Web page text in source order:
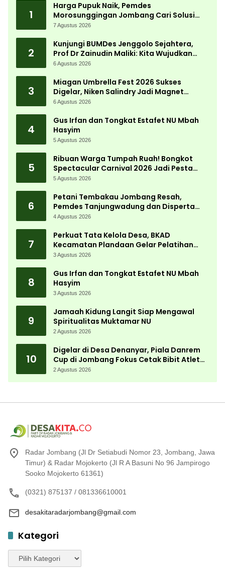
1
Harga Pupuk Naik, Pemdes
Morosunggingan Jombang Cari Solusi
Lewat Kajian Akademik
7 Agustus 2026
2
Kunjungi BUMDes Jenggolo Sejahtera,
Prof Dr Zainudin Maliki: Kita Wujudkan
Kemandirian Ekonomi dengan Potensi
6 Agustus 2026
3
Miagan Umbrella Fest 2026 Sukses
Digelar, Niken Salindry Jadi Magnet
Ribuan Pengunjung
6 Agustus 2026
4
Gus Irfan dan Tongkat Estafet NU Mbah
Hasyim
5 Agustus 2026
5
Ribuan Warga Tumpah Ruah! Bongkot
Spectacular Carnival 2026 Jadi Pesta
Kemerdekaan Terbesar di Peterongan
5 Agustus 2026
6
Petani Tembakau Jombang Resah,
Pemdes Tanjungwadung dan Disperta
Bergerak Cepat
4 Agustus 2026
7
Perkuat Tata Kelola Desa, BKAD
Kecamatan Plandaan Gelar Pelatihan
Aparatur Pemdes
3 Agustus 2026
8
Gus Irfan dan Tongkat Estafet NU Mbah
Hasyim
3 Agustus 2026
9
Jamaah Kidung Langit Siap Mengawal
Spiritualitas Muktamar NU
2 Agustus 2026
10
Digelar di Desa Denanyar, Piala Danrem
Cup di Jombang Fokus Cetak Bibit Atlet
Menembak Berprestasi
2 Agustus 2026
Radar Jombang (Jl Dr Setiabudi Nomor 23, Jombang, Jawa
Timur) & Radar Mojokerto (Jl R A Basuni No 96 Jampirogo
Sooko Mojokerto 61361)
(0321) 875137 / 081336610001
desakitaradarjombang@gmail.com
Kategori
Kategori